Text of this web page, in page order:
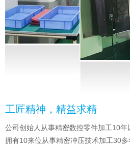
工匠精神，精益求精
公司创始人从事精密数控零件加工10年
拥有10来位从事精密冲压技术加工30多